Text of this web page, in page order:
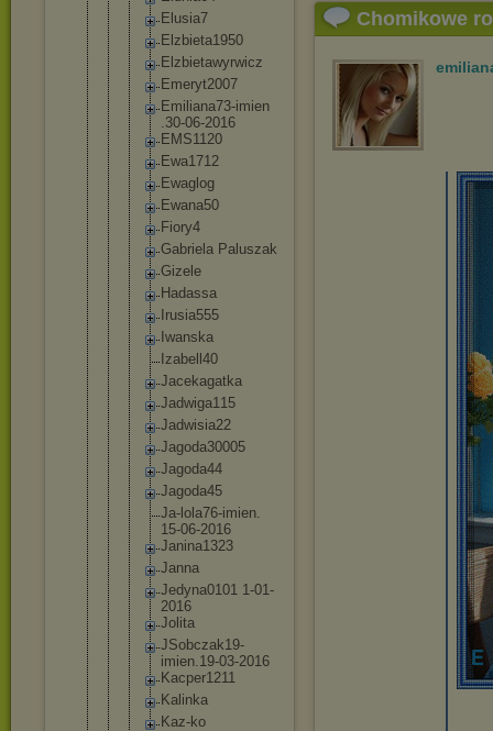
Elusia7
Elzbieta1950
Elzbietawyrwicz
Emeryt2007
Emiliana73-imien
.30-06-2016
EMS1120
Ewa1712
Ewaglog
Ewana50
Fiory4
Gabriela Paluszak
Gizele
Hadassa
Irusia555
Iwanska
Izabell40
Jacekagatka
Jadwiga115
Jadwisia22
Jagoda30005
Jagoda44
Jagoda45
Ja-lola76-imien.
15-06-2016
Janina1323
Janna
Jedyna0101 1-01-
2016
Jolita
JSobczak19-
imien.19-03-2016
Kacper1211
Kalinka
Kaz-ko
Chomikowe